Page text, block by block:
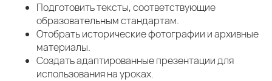
Подготовить тексты, соответствующие
образовательным стандартам.
Отобрать исторические фотографии и архивные
материалы.
Создать адаптированные презентации для
использования на уроках.